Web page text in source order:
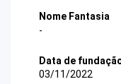
Nome Fantasia
-
Data de
03/11/2022